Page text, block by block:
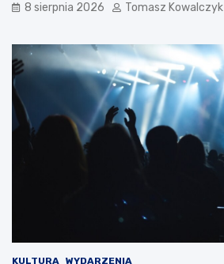
8 sierpnia 2026 Tomasz Kowalczyk
KULTURA WYDARZENIA